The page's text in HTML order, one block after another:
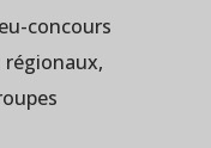
concours